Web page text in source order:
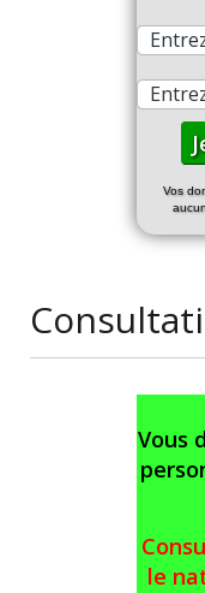
Vos
Vous
le